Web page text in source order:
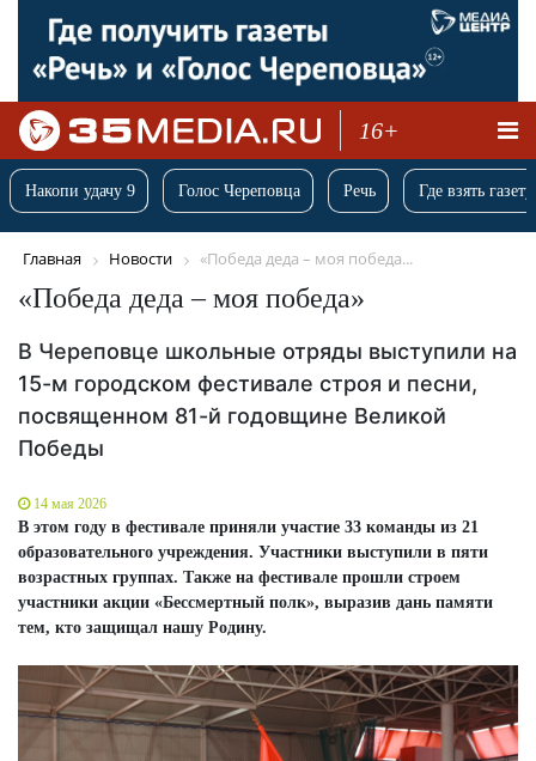
16+
Накопи удачу 9 Голос Череповца Речь Где взять
Главная Новости «Победа деда – моя победа...
«Победа деда – моя победа»
В Череповце школьные отряды выступили на
15-м городском фестивале строя и песни,
посвященном 81-й годовщине Великой
Победы
14 мая 2026
В этом году в фестивале приняли участие 33 команды из 21
образовательного учреждения. Участники выступили в пяти
возрастных группах. Также на фестивале прошли строем
участники акции «Бессмертный полк», выразив дань памяти
тем, кто защищал нашу Родину.